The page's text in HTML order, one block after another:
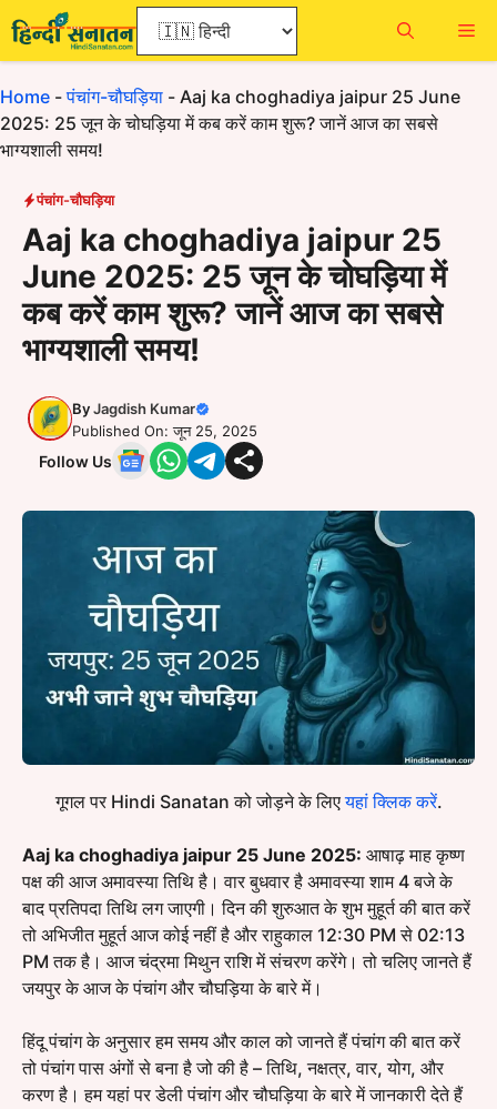
to
content
Home -पंचांग-चौघड़िया - Aaj ka choghadiya jaipur 25 June
2025: 25 जून के चोघड़िया में कब करें काम शुरू? जानें आज का सबसे
भाग्यशाली समय!
पंचांग-चौघड़िया
Aaj ka choghadiya jaipur 25
June 2025: 25 जून के चोघड़िया में
कब करें काम शुरू? जानें आज का सबसे
भाग्यशाली समय!
ByJagdish Kumar
Published On: जून 25, 2025
Follow Us
गूगल पर Hindi Sanatan को जोड़ने के लिएयहां क्लिक करें.
Aaj ka choghadiya jaipur 25 June 2025: आषाढ़ माह कृष्ण
पक्ष की आज अमावस्या तिथि है। वार बुधवार है अमावस्या शाम 4 बजे के
बाद प्रतिपदा तिथि लग जाएगी। दिन की शुरुआत के शुभ मुहूर्त की बात करें
तो अभिजीत मुहूर्त आज कोई नहीं है और राहुकाल 12:30 PM से 02:13
PM तक है। आज चंद्रमा मिथुन राशि में संचरण करेंगे। तो चलिए जानते हैं
जयपुर के आज के पंचांग और चौघड़िया के बारे में।
हिंदू पंचांग के अनुसार हम समय और काल को जानते हैं पंचांग की बात करें
तो पंचांग पास अंगों से बना है जो की है – तिथि, नक्षत्र, वार, योग, और
करण है। हम यहां पर डेली पंचांग और चौघड़िया के बारे में जानकारी देते हैं